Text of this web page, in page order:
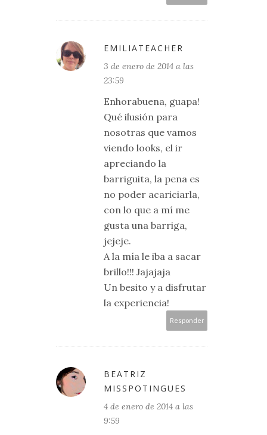
EMILIATEACHER
3 de enero de 2014 a las
23:59
Enhorabuena, guapa!
Qué ilusión para
nosotras que vamos
viendo looks, el ir
apreciando la
barriguita, la pena es
no poder acariciarla,
con lo que a mí me
gusta una barriga,
jejeje.
A la mía le iba a sacar
brillo!!! Jajajaja
Un besito y a disfrutar
la experiencia!
Responder
BEATRIZ
MISSPOTINGUES
4 de enero de 2014 a las
9:59